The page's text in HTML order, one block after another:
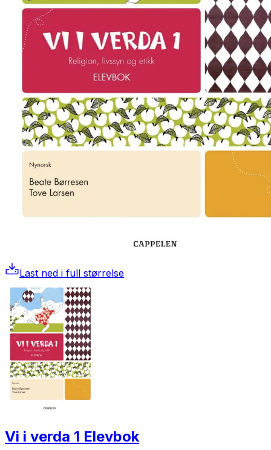
Last ned i full størrelse
Vi i verda 1 Elevbok